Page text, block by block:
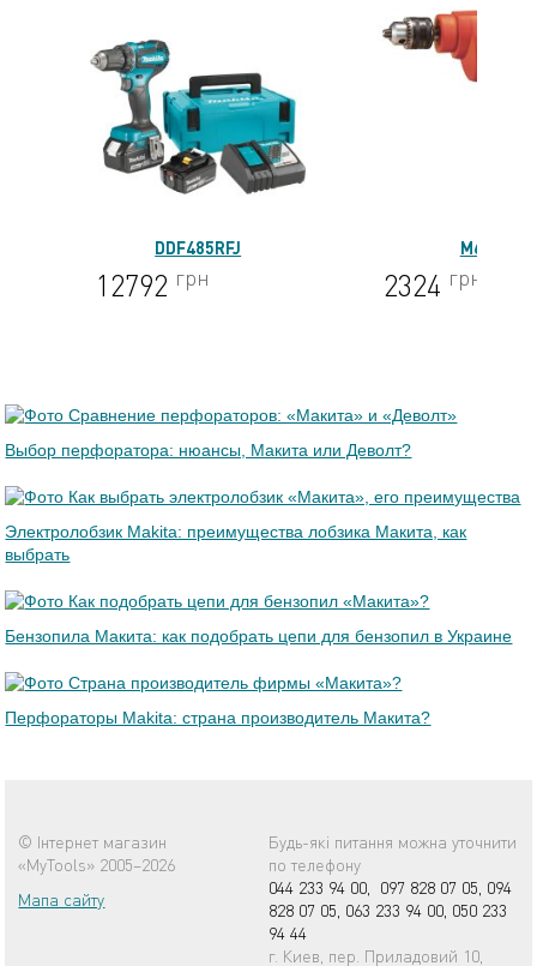
DDF485RFJ
12792 грн
M6501
2324 грн
Выбор перфоратора: нюансы, Макита или Деволт?
Электролобзик Makita: преимущества лобзика Макита, как
выбрать
Бензопила Макита: как подобрать цепи для бензопил в Украине
Перфораторы Makita: страна производитель Макита?
© Інтернет магазин
«MyTools» 2005–2026
Мапа сайту
Будь-які питання можна уточнити
по телефону
044 233 94 00,
097 828 07 05, 094
828 07 05, 063 233 94 00, 050 233
94 44
г. Киев, пер. Приладовий 10,